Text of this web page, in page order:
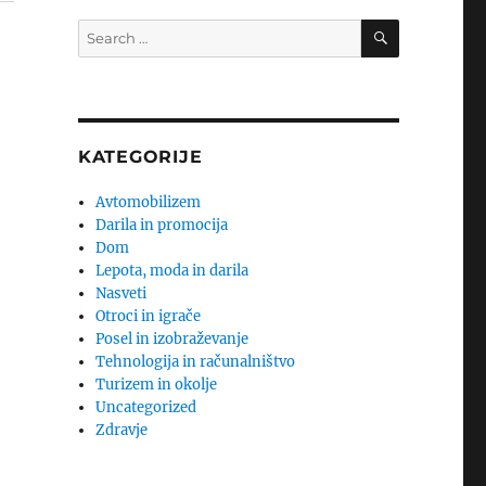
Search
for:
SEARCH
KATEGORIJE
Avtomobilizem
Darila in promocija
Dom
Lepota, moda in darila
Nasveti
Otroci in igrače
Posel in izobraževanje
Tehnologija in računalništvo
Turizem in okolje
Uncategorized
Zdravje